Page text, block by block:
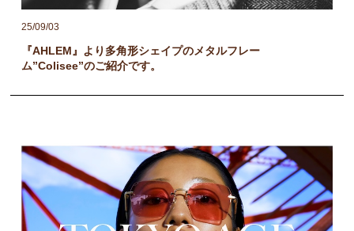
25/09/03
『AHLEM』より多角形シェイプのメタルフレー
ム”Colisee”のご紹介です。